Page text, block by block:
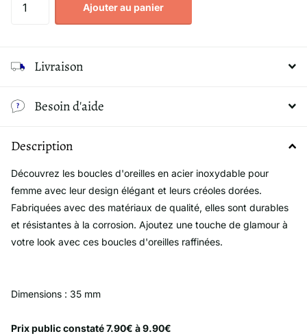
Ajouter au panier
Livraison
Besoin d'aide
Description
Découvrez les boucles d'oreilles en acier inoxydable pour
femme avec leur design élégant et leurs créoles dorées.
Fabriquées avec des matériaux de qualité, elles sont durables
et résistantes à la corrosion. Ajoutez une touche de glamour à
votre look avec ces boucles d'oreilles raffinées.
Dimensions : 35 mm
Prix public constaté 7.90€ à 9.90€